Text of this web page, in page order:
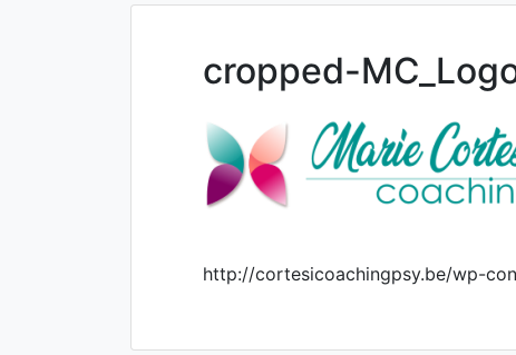
cropped-
http://cortesicoachingpsy.be/wp-